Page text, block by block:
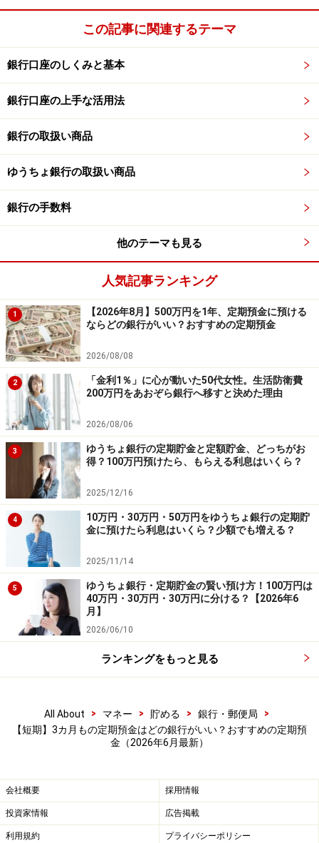
新たに口座開設する方限定のキャンペーン
また、新規口座開設者限定で、下記のような高金利キャ
ンペーンも実施されています。
期預金」
金利：1.40％
預入期間：3カ月
預入金額：100万円以上1000万円以下（1円単位）
※3カ月ものと1年ものを合わせて、1人総額1000万円が上
限。預入期限は口座開設日の翌々月末まで。
◆auじぶん銀行 「デビュー応援定期預金」
金利：1.35％
預入期間：3カ月
預入金額：1万円以上（1円単位）
※auユーザー以外も対象。預入期限は口座開設日の翌々
月末まで。期間中、何度でも預入可能だが、特典対象と
なる預入上限金額は3カ月ものと1年ものを合算して1億
円まで。
定期預金を途中で解約すると？
定期預金は、あらかじめ預入期間が決まっているぶん、
普通預金よりも金利が高く設定されています。そのた
め、満期を待たずに中途解約する場合は、預け入れた時
の金利ではなく中途解約利率が適用されるのが一般的で
す。
しょう。
金利2.00％だと利息はいくら？
金利年2.00％の3カ月もの定期預金に、100万円を預け入
れた場合の受取利息は、税抜き前で5000円、税引き後で
およそ3985円です。参考に銀行を選んでみてください。
この記事に関連するテーマ
銀行口座のしくみと基本
銀行口座の上手な活用法
銀行の取扱い商品
ゆうちょ銀行の取扱い商品
銀行の手数料
他のテーマも見る
人気記事ランキング
1
【2026年8月】500万円を1年、定期預金に預ける
ならどの銀行がいい？おすすめの定期預金
2026/08/08
2
「金利1％」に心が動いた50代女性。生活防衛費
200万円をあおぞら銀行へ移すと決めた理由
2026/08/06
3
ゆうちょ銀行の定期貯金と定額貯金、どっちがお
得？100万円預けたら、もらえる利息はいくら？
2025/12/16
4
10万円・30万円・50万円をゆうちょ銀行の定期貯
金に預けたら利息はいくら？少額でも増える？
2025/11/14
5
ゆうちょ銀行・定期貯金の賢い預け方！100万円は
40万円・30万円・30万円に分ける？【2026年6
月】
2026/06/10
ランキングをもっと見る
All About > マネー > 貯める > 銀行・郵便局
>
【短期】3カ月もの定期預金はどの銀行がいい？おすすめの定期預
金（2026年6月最新）
会社概要 採用情報
投資家情報 広告掲載
利用規約 プライバシーポリシー